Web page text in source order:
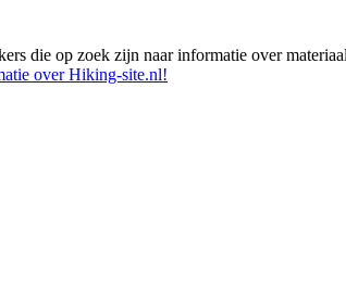
die op zoek zijn naar informatie over
over Hiking-site.nl!